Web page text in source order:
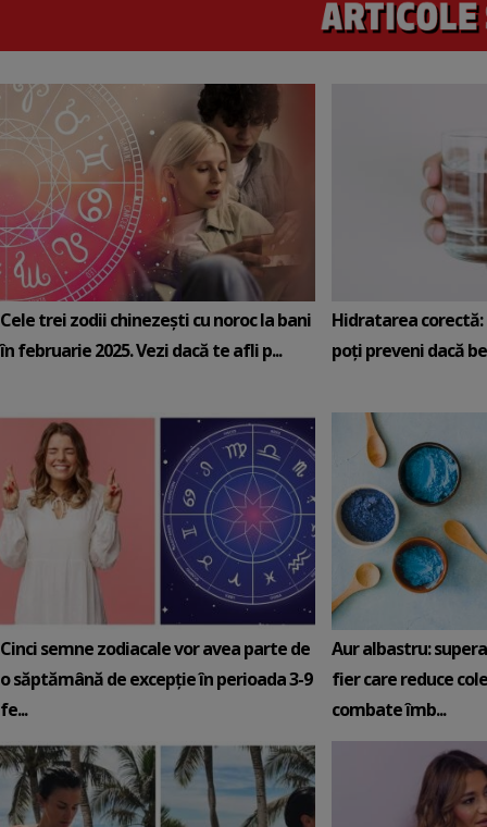
Cele trei zodii chinezești cu noroc la bani
în februarie 2025. Vezi dacă te afli p...
Hidratarea corectă:
poți preveni dacă
Cinci semne zodiacale vor avea parte de
o săptămână de excepție în perioada 3-9
fe...
Aur albastru:
fier care reduce
combate îmb...